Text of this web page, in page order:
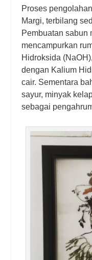
Proses
Margi, terbilang
Pembuatan sabun
mencampurkan
Hidroksida
dengan Kalium
cair. Sementara
sayur, minyak
sebagai